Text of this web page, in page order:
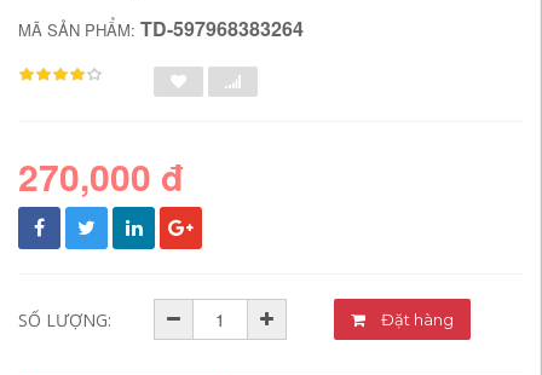
MÃ SẢN PHẨM: TD-597968383264
270,000 đ
SỐ LƯỢNG: Đặt hàng